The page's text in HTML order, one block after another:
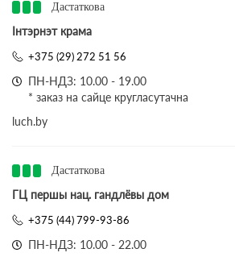
Дастаткова
Інтэрнэт крама
+375 (29) 272 51 56
ПН-НДЗ: 10.00 - 19.00
* заказ на сайце кругласутачна
luch.by
Дастаткова
ГЦ першы нац. гандлёвы дом
+375 (44) 799-93-86
ПН-НДЗ: 10.00 - 22.00